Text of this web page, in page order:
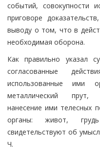
событий, совокупности
приговоре
выводу о том, что в
необходимая оборона.
Как правильно указал
согласованные
использованные ими
металлический прут,
нанесение ими телесных
органы: живот,
свидетельствуют об
Ч.